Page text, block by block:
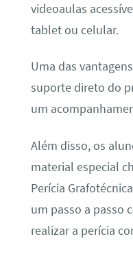
videoaulas
tablet ou celular.
Uma das
suporte direto do
um
Além disso, os
material especial
Perícia
um passo a passo
realizar a perícia